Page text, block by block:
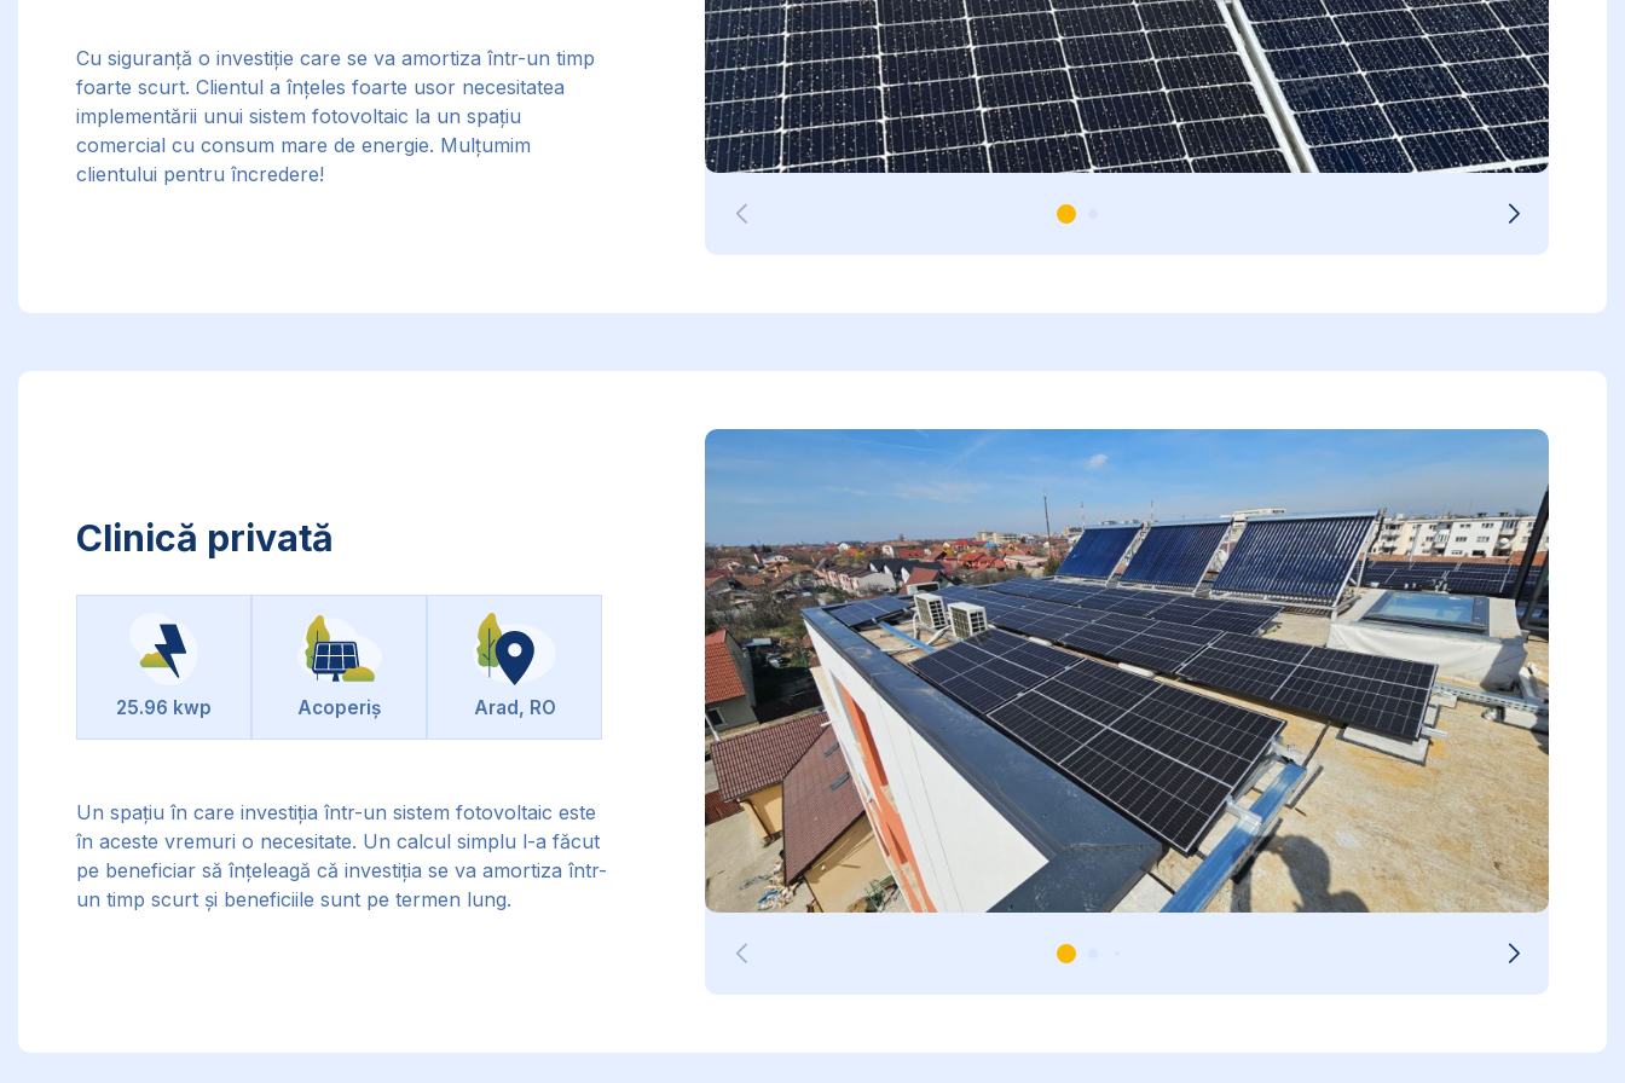
Cu siguranță o investiție care se va amortiza într-un timp
foarte scurt. Clientul a înțeles foarte usor necesitatea
implementării unui sistem fotovoltaic la un spațiu
comercial cu consum mare de energie. Mulțumim
clientului pentru încredere!
Clinică privată
25.96 kwp Acoperiș Arad, RO
Un spațiu în care investiția într-un sistem fotovoltaic este
în aceste vremuri o necesitate. Un calcul simplu l-a făcut
pe beneficiar să înțeleagă că investiția se va amortiza într-
un timp scurt și beneficiile sunt pe termen lung.